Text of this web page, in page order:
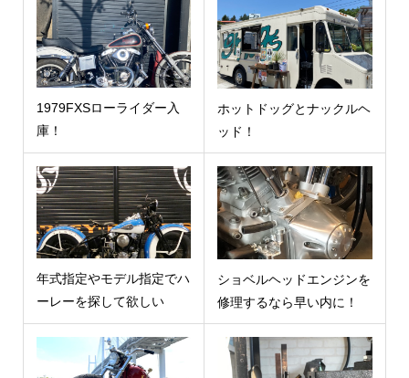
1979FXSローライダー入
庫！
ホットドッグとナックルヘ
ッド！
年式指定やモデル指定でハ
ーレーを探して欲しい
ショベルヘッドエンジンを
修理するなら早い内に！